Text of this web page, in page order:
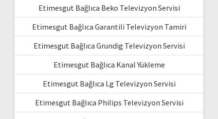
Etimesgut Bağlıca Beko Televizyon Servisi
Etimesgut Bağlıca Garantili Televizyon Tamiri
Etimesgut Bağlıca Grundig Televizyon Servisi
Etimesgut Bağlıca Kanal Yükleme
Etimesgut Bağlıca Lg Televizyon Servisi
Etimesgut Bağlıca Philips Televizyon Servisi